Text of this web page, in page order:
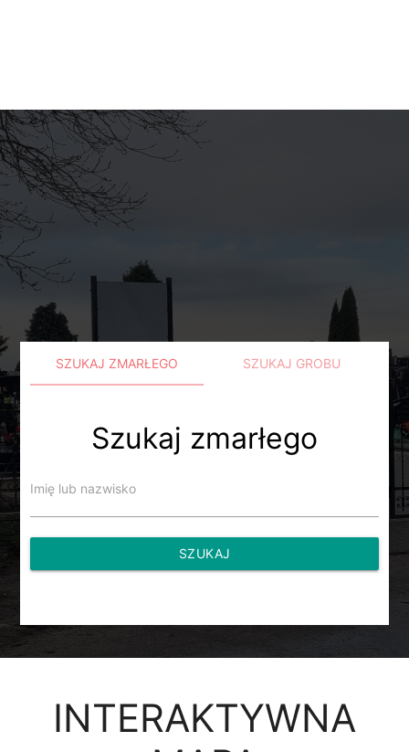
SZUKAJ ZMARŁEGO SZUKAJ GROBU
Szukaj zmarłego
Imię lub nazwisko
SZUKAJ
INTERAKTYWNA